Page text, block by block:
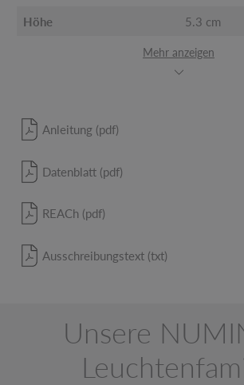
Höhe 5.3 cm
Mehr anzeigen
Anleitung (pdf)
Datenblatt (pdf)
REACh (pdf)
Ausschreibungstext (txt)
Unsere